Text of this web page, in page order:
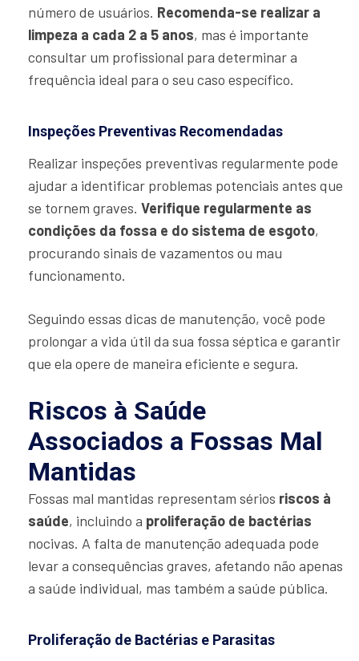
número de usuários. Recomenda-se realizar a
limpeza a cada 2 a 5 anos, mas é importante
consultar um profissional para determinar a
frequência ideal para o seu caso específico.
Inspeções Preventivas Recomendadas
Realizar inspeções preventivas regularmente pode
ajudar a identificar problemas potenciais antes que
se tornem graves. Verifique regularmente as
condições da fossa e do sistema de esgoto,
procurando sinais de vazamentos ou mau
funcionamento.
Seguindo essas dicas de manutenção, você pode
prolongar a vida útil da sua fossa séptica e garantir
que ela opere de maneira eficiente e segura.
Riscos à Saúde
Associados a Fossas Mal
Mantidas
Fossas mal mantidas representam sérios riscos à
saúde, incluindo a proliferação de bactérias
nocivas. A falta de manutenção adequada pode
levar a consequências graves, afetando não apenas
a saúde individual, mas também a saúde pública.
Proliferação de Bactérias e Parasitas